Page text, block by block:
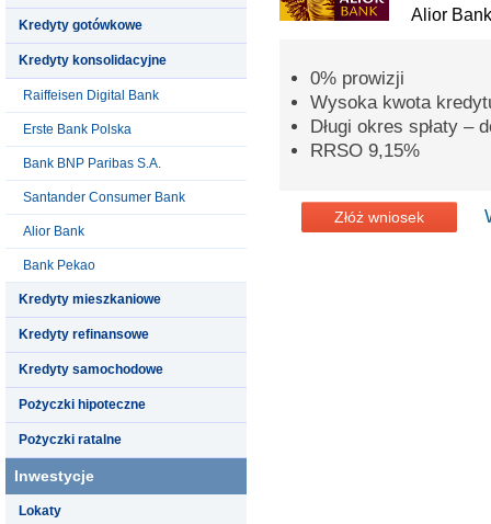
Kredyty gotówkowe
Kredyty konsolidacyjne
Raiffeisen Digital Bank
Erste Bank Polska
Bank BNP Paribas S.A.
Santander Consumer Bank
Alior Bank
Bank Pekao
Kredyty mieszkaniowe
Kredyty refinansowe
Kredyty samochodowe
Pożyczki hipoteczne
Pożyczki ratalne
Inwestycje
Lokaty
Alior Bank
0% prowizji
Wysoka kwota
Długi okres spłaty –
RRSO 9,15%
Złóż wniosek